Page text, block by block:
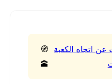
عن اتجاه الكعبة
🧭
🕋